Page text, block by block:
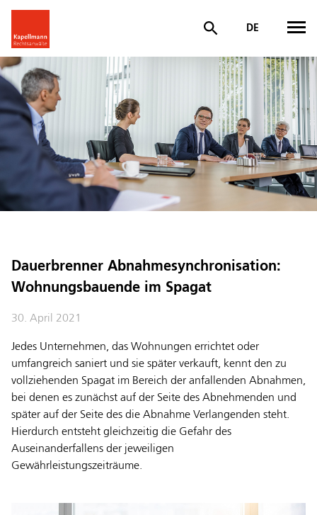
DE
Dauerbrenner Abnahmesynchronisation:
Wohnungsbauende im Spagat
30. April 2021
Jedes Unternehmen, das Wohnungen errichtet oder
umfangreich saniert und sie später verkauft, kennt den zu
vollziehenden Spagat im Bereich der anfallenden Abnahmen,
bei denen es zunächst auf der Seite des Abnehmenden und
später auf der Seite des die Abnahme Verlangenden steht.
Hierdurch entsteht gleichzeitig die Gefahr des
Auseinanderfallens der jeweiligen
Gewährleistungszeiträume.